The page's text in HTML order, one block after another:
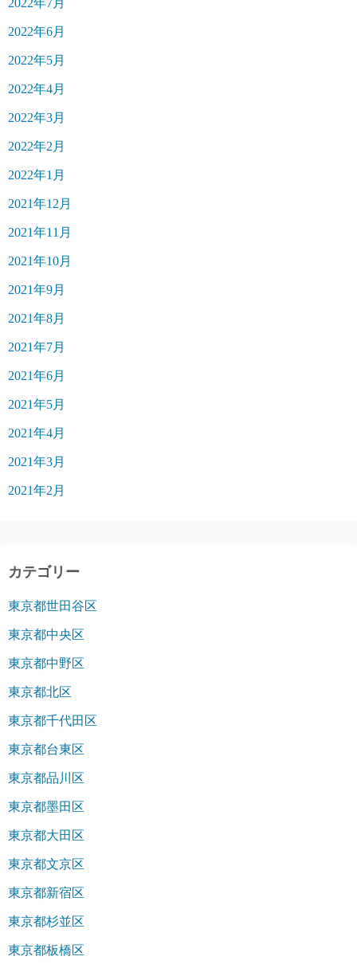
2022年7月
2022年6月
2022年5月
2022年4月
2022年3月
2022年2月
2022年1月
2021年12月
2021年11月
2021年10月
2021年9月
2021年8月
2021年7月
2021年6月
2021年5月
2021年4月
2021年3月
2021年2月
カテゴリー
東京都世田谷区
東京都中央区
東京都中野区
東京都北区
東京都千代田区
東京都台東区
東京都品川区
東京都墨田区
東京都大田区
東京都文京区
東京都新宿区
東京都杉並区
東京都板橋区